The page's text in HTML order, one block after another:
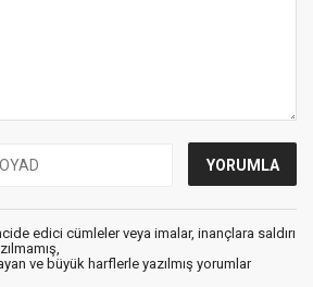
edici cümleler veya imalar, inançlara saldırı
ve büyük harflerle yazılmış yorumlar